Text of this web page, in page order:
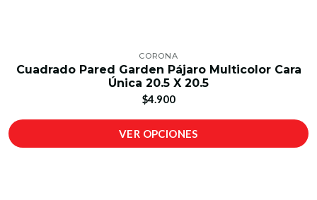
CORONA
Cuadrado Pared Garden Pájaro Multicolor Cara
Única 20.5 X 20.5
$4.900
VER OPCIONES